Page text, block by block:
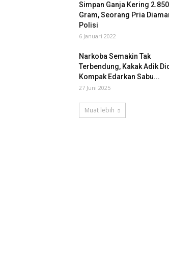
Simpan Ganja Kering 2.850
Gram, Seorang Pria
Polisi
6 Januari 2022
Narkoba Semakin Tak
Terbendung, Kakak Adik
Kompak Edarkan Sabu...
27 Juni 2025
Muat lebih